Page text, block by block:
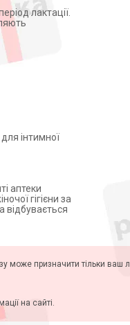
лактації.
інтимної
аптеки
гігієни за
відбувається
може призначити тільки ваш
на сайті.